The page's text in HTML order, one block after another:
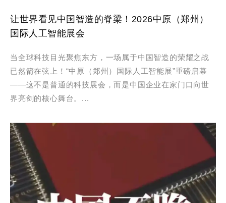
让世界看见中国智造的脊梁！2026中原（郑州）
国际人工智能展会
当全球科技目光聚焦东方，一场属于中国智造的荣耀之战
已然箭在弦上！“中原（郑州）国际人工智能展”重磅启幕
——这不是普通的科技展会，而是中国企业在家门口向世
界亮剑的核心舞台。...